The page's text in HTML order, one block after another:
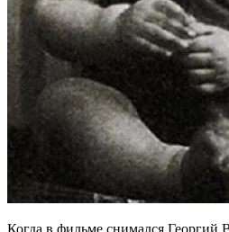
Когда в фильме снимался Георгий